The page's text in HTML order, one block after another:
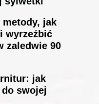
metody, jak
wyrzeźbić
zaledwie 90
jak
swojej